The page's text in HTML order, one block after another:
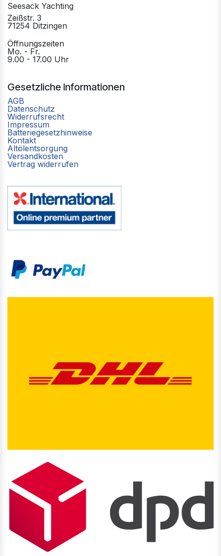
Seesack Yachting
Zeißstr. 3
71254 Ditzingen
Öffnungszeiten
Mo. - Fr.
9.00 - 17.00 Uhr
Gesetzliche Informationen
AGB
Datenschutz
Widerrufsrecht
Impressum
Batteriegesetzhinweise
Kontakt
Altölentsorgung
Versandkosten
Vertrag widerrufen